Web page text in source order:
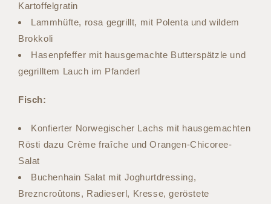
Kartoffelgratin
Lammhüfte, rosa gegrillt, mit Polenta und wildem
Brokkoli
Hasenpfeffer mit hausgemachte Butterspätzle und
gegrilltem Lauch im Pfanderl
Fisch:
Konfierter Norwegischer Lachs mit hausgemachten
Rösti dazu Crème fraîche und Orangen-Chicoree-
Salat
Buchenhain Salat mit Joghurtdressing,
Brezncroûtons, Radieserl, Kresse, geröstete